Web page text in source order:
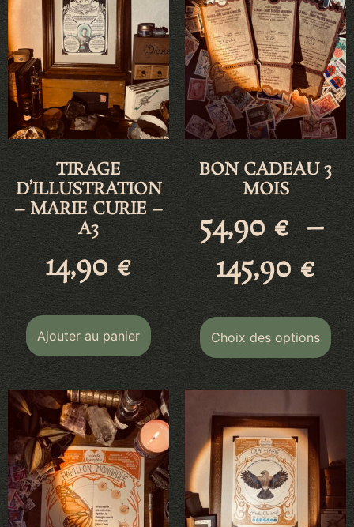
TIRAGE
D’ILLUSTRATION
– MARIE CURIE –
A3
14,90€
Ajouter au panier
BON CADEAU 3
MOIS
54,90€ –
145,90€
Choix des options